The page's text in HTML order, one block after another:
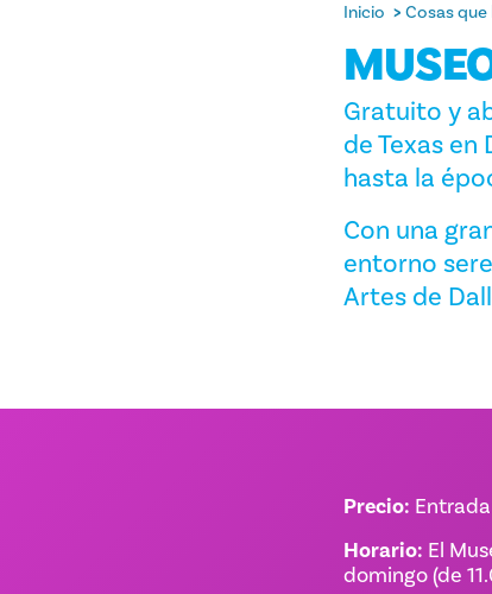
Inicio Cosas que
Gratuito y
de Texas
hasta la
Con una
entorno
Artes de
Precio:
Horario: El
domingo (de